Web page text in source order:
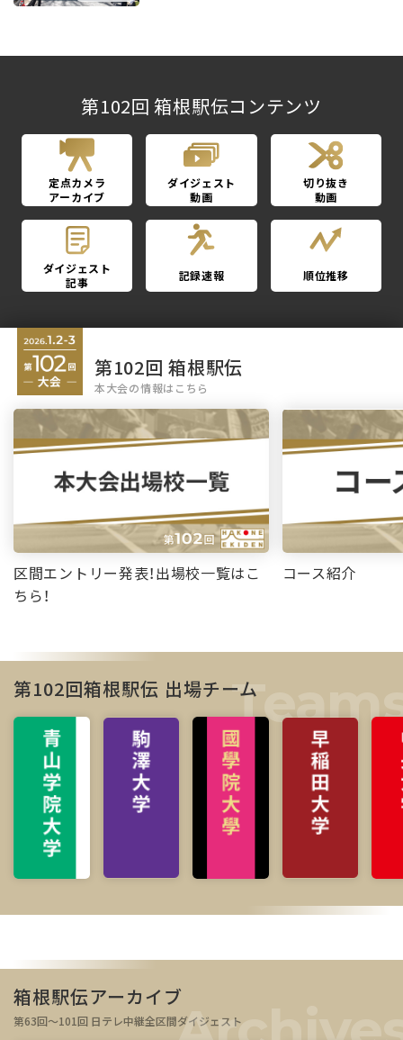
第102回 箱根駅伝コンテンツ
定点カメラ
アーカイブ
ダイジェスト
動画
切り抜き
動画
ダイジェスト
記事
記録速報 順位推移
第102回 箱根駅伝
本大会の情報はこちら
区間エントリー発表！出場校一覧はこ
ちら！
コース紹介
第102回箱根駅伝 出場チーム
箱根駅伝アーカイブ
第63回～101回 日テレ中継全区間ダイジェスト